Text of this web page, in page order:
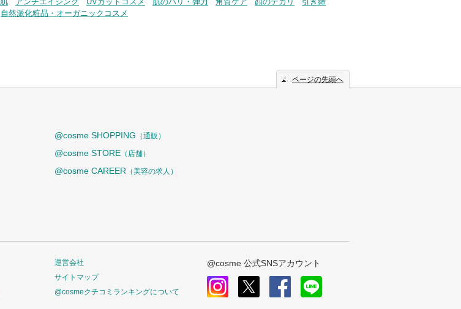
自然派化粧品・オーガニックコスメ
ページの先頭へ
@cosme SHOPPING （通販）
@cosme STORE （店舗）
@cosme CAREER （美容の求人）
運営会社
サイトマップ
@cosmeクチコミランキングについて
@cosme 公式SNSアカウント